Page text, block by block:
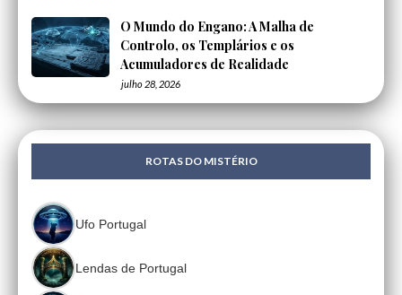
O Mundo do Engano: A Malha de
Controlo, os Templários e os
Acumuladores de Realidade
julho 28, 2026
ROTAS DO MISTÉRIO
Ufo Portugal
Lendas de Portugal